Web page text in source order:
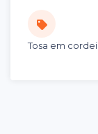
Tosa em